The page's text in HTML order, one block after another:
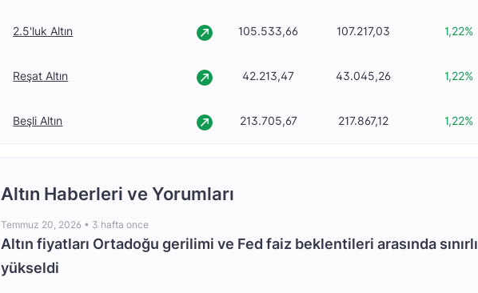
2.5'luk Altın 105.533,66 107.217,03 1,22%
Reşat Altın 42.213,47 43.045,26 1,22%
Beşli Altın 213.705,67 217.867,12 1,22%
Altın Haberleri ve Yorumları
Temmuz 20, 2026 • 3 hafta once
Altın fiyatları Ortadoğu gerilimi ve Fed faiz beklentileri arasında sınırlı
yükseldi